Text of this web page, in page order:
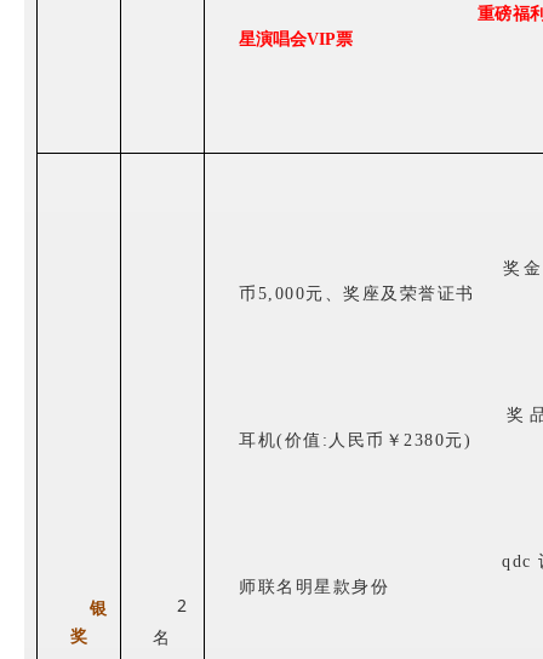
重磅福
星演唱会VIP票
银
奖
2
名
奖
币5,000元、奖座及荣誉证书
奖
耳机(价值:人民币￥2380元)
qdc
师联名明星款身份